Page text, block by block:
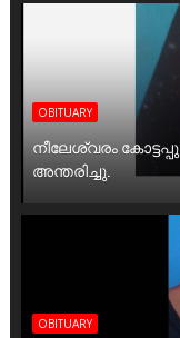
OBITUARY
നീലേശ്വരം
അന്തരിച്ചു.
OBITUARY